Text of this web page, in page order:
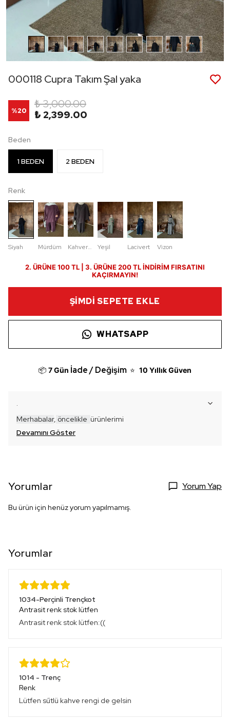
000118 Cupra Takım Şal yaka
%20
₺ 3,000.00
₺ 2,399.00
Beden
1 BEDEN 2 BEDEN
Renk
Siyah Mürdüm Kahverengi Yeşil Lacivert Vizon
2. ÜRÜNE 100 TL | 3. ÜRÜNE 200 TL İNDİRİM FIRSATINI
KAÇIRMAYIN!
ŞİMDİ SEPETE EKLE
WHATSAPP
📦 7 Gün İade / Değişim ⭐ 10 Yıllık Güven
.
Merhabalar, öncelikle ürünlerimi
Devamını Göster
Yorumlar Yorum Yap
Bu ürün için henüz yorum yapılmamış.
Yorumlar
1034-Perçinli Trençkot
Antrasit renk stok lütfen
Antrasit renk stok lütfen:((
1014 - Trenç
Renk
Lütfen sűtlü kahve rengi de gelsin